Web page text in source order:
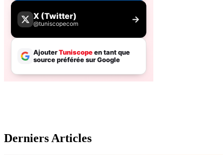
Derniers Articles